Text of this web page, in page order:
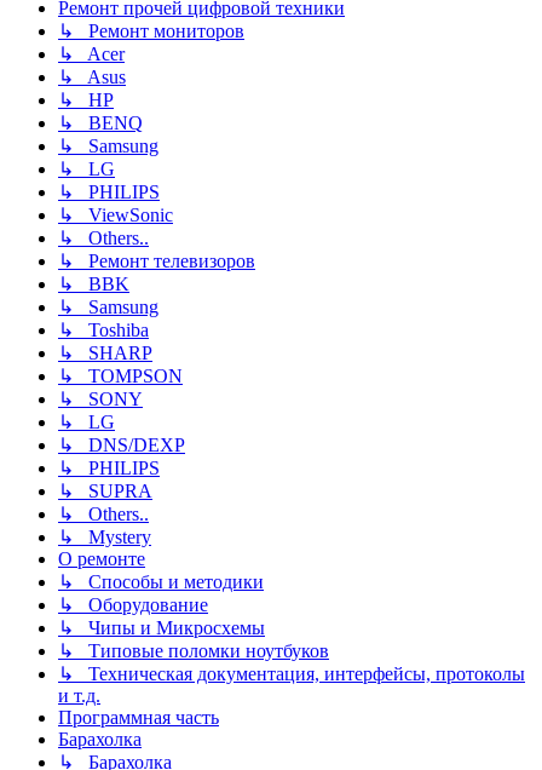
Ремонт прочей цифровой техники
↳ Ремонт мониторов
↳ Acer
↳ Asus
↳ HP
↳ BENQ
↳ Samsung
↳ LG
↳ PHILIPS
↳ ViewSonic
↳ Others..
↳ Ремонт телевизоров
↳ BBK
↳ Samsung
↳ Toshiba
↳ SHARP
↳ TOMPSON
↳ SONY
↳ LG
↳ DNS/DEXP
↳ PHILIPS
↳ SUPRA
↳ Others..
↳ Mystery
О ремонте
↳ Способы и методики
↳ Оборудование
↳ Чипы и Микросхемы
↳ Типовые поломки ноутбуков
↳ Техническая документация, интерфейсы, протоколы
и т.д.
Программная часть
Барахолка
↳ Барахолка